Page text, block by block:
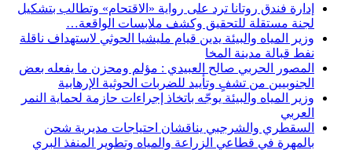
إدارة فندق روتانا ترد على رواية «الاقتحام» وتطالب بتشكيل
لجنة مستقلة للتحقيق وكشف ملابسات الواقعة…
وزير المياه والبيئة يدين قيام مليشيا الحوثي لاستهداف ناقلة
نفط قبالة مدينة المخا
المصور الحربي صالح العبيدي : مؤلم ومحزن ما يفعله بعض
الجنوبيين من تشفٍ وتأييد للضربات الحوثية الإرهابية
وزير المياه والبيئة يوجّه باتخاذ إجراءات حازمة لحماية النمر
العربي
السقطري والشرجبي يناقشان احتياجات مديرية شحن
بالمهرة في قطاعي الزراعة والمياه وتطوير المنفذ البري